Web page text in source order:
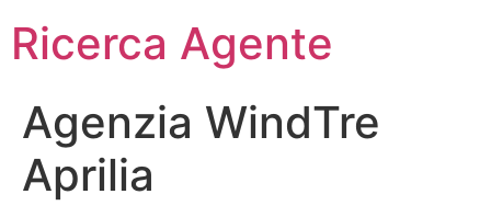
Ricerca Agente
Agenzia WindTre
Aprilia